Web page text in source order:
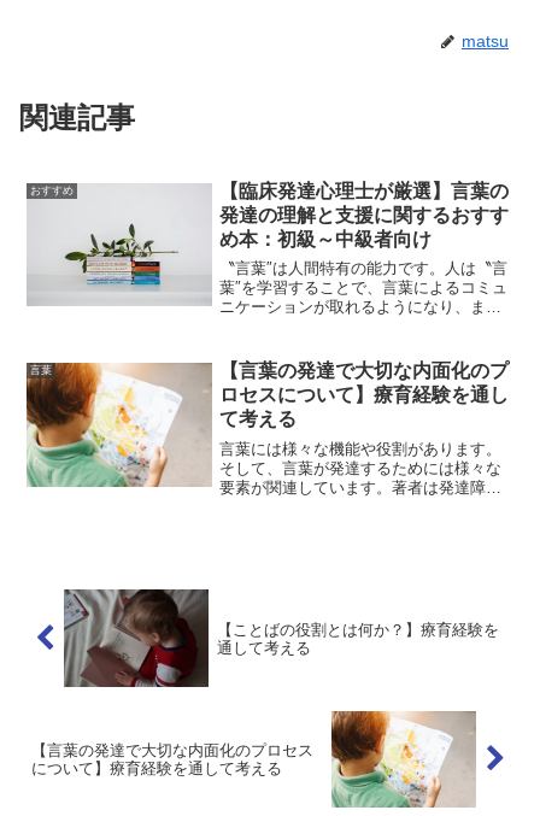
matsu
関連記事
おすすめ
【臨床発達心理士が厳選】言葉の
発達の理解と支援に関するおすす
め本：初級～中級者向け
〝言葉″は人間特有の能力です。人は〝言
葉″を学習することで、言葉によるコミュ
ニケーションが取れるようになり、ま
して発達していくのでしょうか？そし
て、言葉の発達を支援する...
言葉
【言葉の発達で大切な内面化のプ
ロセスについて】療育経験を通し
て考える
言葉には様々な機能や役割があります。
そして、言葉が発達するためには様々な
要素が関連しています。著者は発達障害
【ことばの役割とは何か？】療育経験を
通して考える
【言葉の発達で大切な内面化のプロセス
について】療育経験を通して考える